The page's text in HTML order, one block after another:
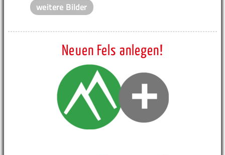
weitere Bilder
Neuen Fels anlegen!